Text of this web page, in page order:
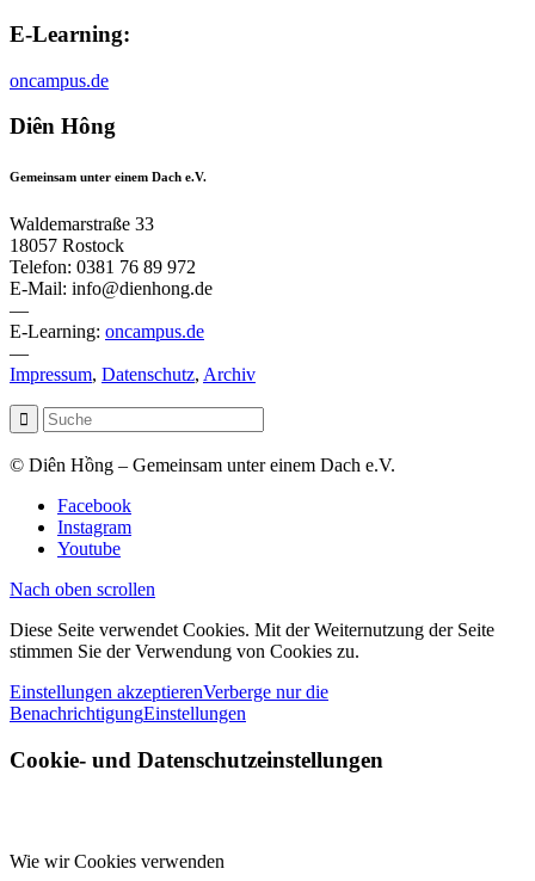
E-Learning:
oncampus.de
Diên Hông
Gemeinsam unter einem Dach e.V.
Waldemarstraße 33
18057 Rostock
Telefon: 0381 76 89 972
E-Mail: info@dienhong.de
—
E-Learning: oncampus.de
—
Impressum, Datenschutz, Archiv
© Diên Hồng – Gemeinsam unter einem Dach e.V.
Facebook
Instagram
Youtube
Nach oben scrollen
Diese Seite verwendet Cookies. Mit der Weiternutzung der Seite
stimmen Sie der Verwendung von Cookies zu.
Einstellungen akzeptierenVerberge nur die
BenachrichtigungEinstellungen
Cookie- und Datenschutzeinstellungen
Wie wir Cookies verwenden